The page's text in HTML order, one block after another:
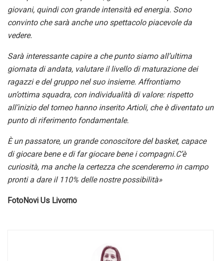
giovani, quindi con grande intensità ed energia. Sono
convinto che sarà anche uno spettacolo piacevole da
vedere.
Sarà interessante capire a che punto siamo all’ultima
giornata di andata, valutare il livello di maturazione dei
ragazzi e del gruppo nel suo insieme. Affrontiamo
un’ottima squadra, con individualità di valore: rispetto
all’inizio del torneo hanno inserito Artioli, che è diventato un
punto di riferimento fondamentale.
È un passatore, un grande conoscitore del basket, capace
di giocare bene e di far giocare bene i compagni.C’è
curiosità, ma anche la certezza che scenderemo in campo
pronti a dare il 110% delle nostre possibilità»
FotoNovi Us Livorno